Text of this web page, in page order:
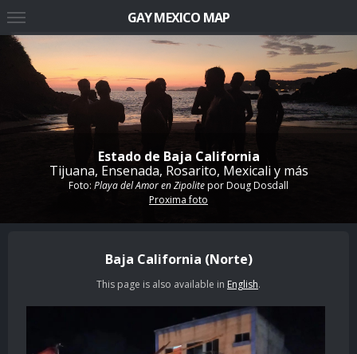
Estado de Baja California
Tijuana, Ensenada, Rosarito, Mexicali y más
Foto: Playa del Amor en ZipoliteporDoug Dosdall
Proxima foto
Baja California (Norte)
This page is also available in English.
GAY MEXICO MAP